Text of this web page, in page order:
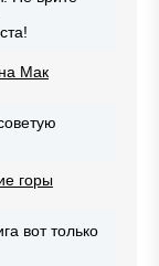
Мак
горы
вот только